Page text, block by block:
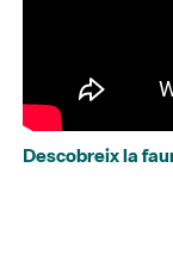
Descobreix la